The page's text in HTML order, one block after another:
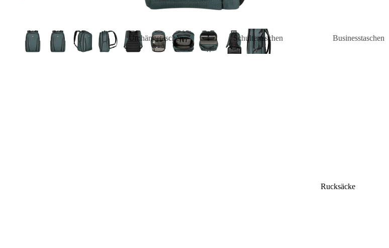
Umhängetaschen
Moon Bags
Schultertaschen
Hobo Bags
Businesstaschen
Rucksäcke